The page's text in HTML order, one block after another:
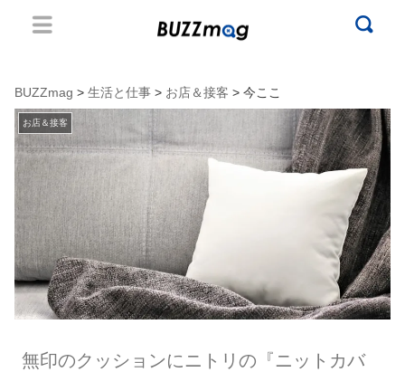
BUZZmag > 生活と仕事 > お店＆接客 > 今ここ
お店＆接客
無印のクッションにニトリの『ニットカバ